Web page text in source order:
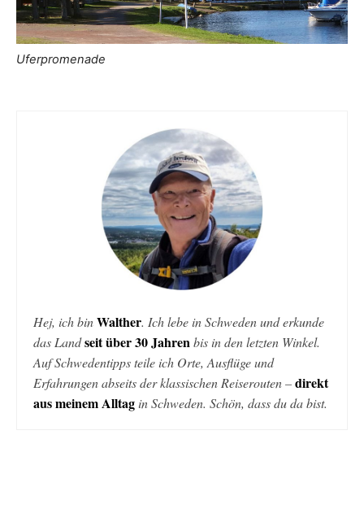
Uferpromenade
Hej, ich binWalther. Ich lebe in Schweden und erkunde
das Landseit über 30 Jahrenbis in den letzten Winkel.
Auf Schwedentipps teile ich Orte, Ausflüge und
Erfahrungen abseits der klassischen Reiserouten –direkt
aus meinem Alltag in Schweden. Schön, dass du da bist.